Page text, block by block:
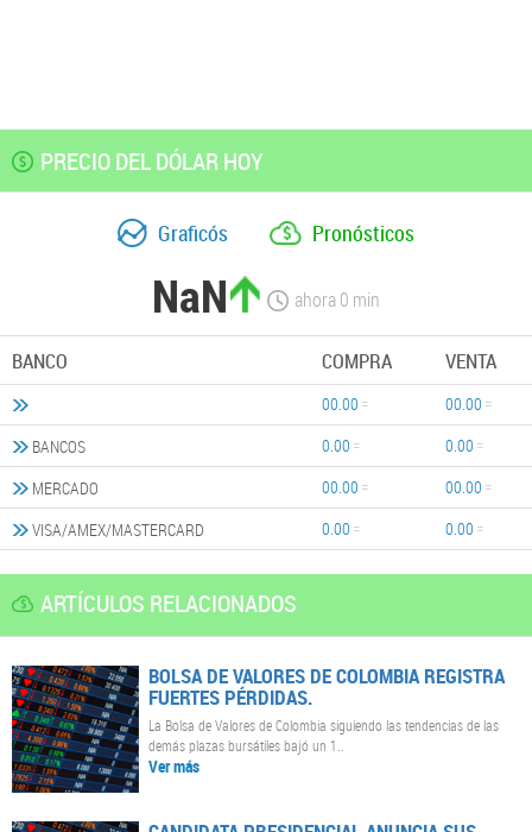
PRECIO DEL DÓLAR HOY
Graficós Pronósticos
NaN ahora0 min
BANCO COMPRA VENTA
00.00
00.00
BANCOS
0.00
0.00
MERCADO
00.00
00.00
VISA/AMEX/MASTERCARD
0.00 0.00
ARTÍCULOS RELACIONADOS
BOLSA DE VALORES DE COLOMBIA REGISTRA
FUERTES PÉRDIDAS.
La Bolsa de Valores de Colombia siguiendo las tendencias de las
demás plazas bursátiles bajó un 1..
Ver más